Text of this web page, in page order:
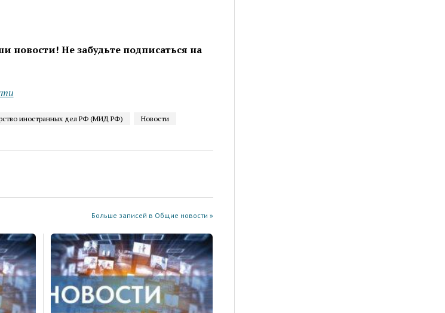
новости! Не забудьте подписаться на
иностранных дел РФ (МИД РФ)
Новости
Больше записей в Общие новости »